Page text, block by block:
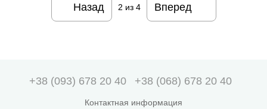
Назад 2 из 4 Вперед
+38 (093) 678 20 40 +38 (068) 678 20 40
Контактная информация